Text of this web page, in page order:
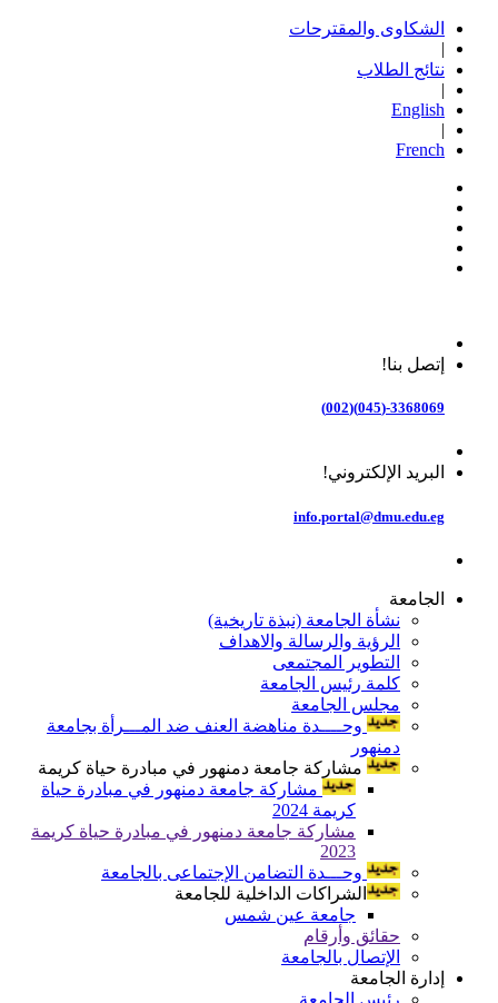
الشكاوى والمقترحات
|
نتائج الطلاب
|
English
|
French
إتصل بنا!
3368069-(045)(002)
البريد الإلكتروني!
info.portal@dmu.edu.eg
الجامعة
نشأة الجامعة (نبذة تاريخية)
الرؤية والرسالة والاهداف
التطوير المجتمعى
كلمة رئيس الجامعة
مجلس الجامعة
وحــــدة مناهضة العنف ضد المـــرأة بجامعة
دمنهور
مشاركة جامعة دمنهور في مبادرة حياة كريمة
مشاركة جامعة دمنهور في مبادرة حياة
كريمة 2024
مشاركة جامعة دمنهور في مبادرة حياة كريمة
2023
وحـــدة التضامن الإجتماعى بالجامعة
الشراكات الداخلية للجامعة
جامعة عين شمس
حقائق وأرقام
الإتصال بالجامعة
إدارة الجامعة
رئيس الجامعة